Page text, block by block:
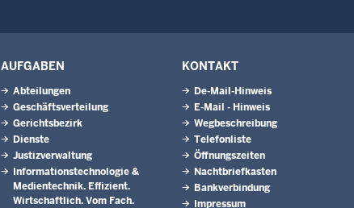
AUFGABEN
Abteilungen
Geschäftsverteilung
Gerichtsbezirk
Dienste
Justizverwaltung
Informationstechnologie &
Medientechnik. Effizient.
Wirtschaftlich. Vom Fach.
KONTAKT
De-Mail-Hinweis
E-Mail - Hinweis
Wegbeschreibung
Telefonliste
Öffnungszeiten
Nachtbriefkasten
Bankverbindung
Impressum